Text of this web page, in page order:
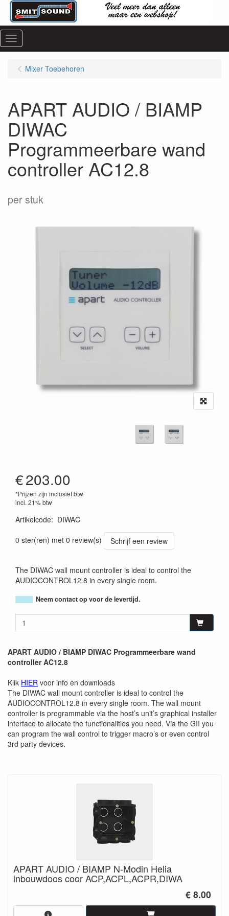
Menu
Mixer Toebehoren
APART AUDIO / BIAMP
DIWAC
Programmeerbare wand
controller AC12.8
per stuk
€203.00
*Prijzen zijn inclusief btw
incl. 21% btw
Artikelcode: DIWAC
0 ster(ren) met 0 review(s)
Schrijf een review
The DIWAC wall mount controller is ideal to control the
AUDIOCONTROL12.8 in every single room.
Neem contact op voor de levertijd.
APART AUDIO / BIAMP DIWAC Programmeerbare wand
controller AC12.8
Klik HIER voor info en downloads
The DIWAC wall mount controller is ideal to control the
AUDIOCONTROL12.8 in every single room. The wall mount
controller is programmable via the host’s unit’s graphical installer
interface to allocate the functionalities you need. Via the GII you
can program the wall control to trigger macro’s or even control
3rd party devices.
APART AUDIO / BIAMP N-Modin Helia
inbouwdoos coor ACP,ACPL,ACPR,DIWA
€ 8.00